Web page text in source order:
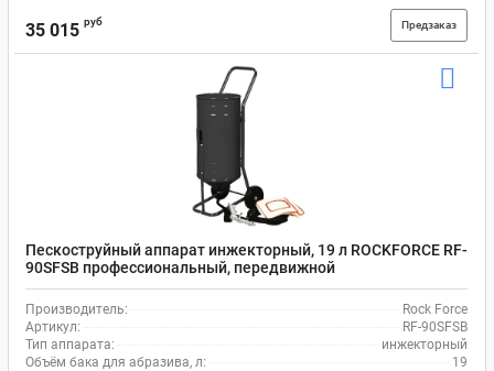
35 015 руб Предзаказ
Пескоструйный аппарат инжекторный, 19 л ROCKFORCE RF-
90SFSB профессиональный, передвижной
Производитель:
Rock Force
Артикул:
RF-90SFSB
Тип аппарата:
инжекторный
Объём бака для абразива, л:
19